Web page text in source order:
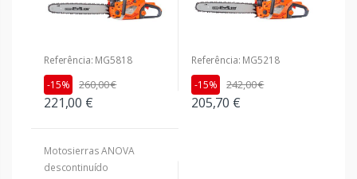
Referência: MG5818
221,00 €
-15% 260,00 €
Referência: MG5218
205,70 €
-15% 242,00 €
Motosierras ANOVA
descontinuído